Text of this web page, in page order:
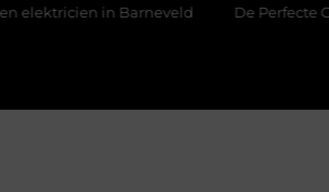
De Perfecte Gids voor